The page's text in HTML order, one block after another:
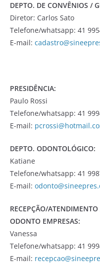
DEPTO. DE CONVÊNIOS /
Diretor: Carlos Sato
Telefone/whatsapp: 41
E-mail:
PRESIDÊNCIA:
Paulo Rossi
Telefone/whatsapp: 41
E-mail:
DEPTO. ODONTOLÓGICO:
Katiane
Telefone/whatsapp: 41
E-mail:
RECEPÇÃO/
ODONTO EMPRESAS:
Vanessa
Telefone/whatsapp: 41
E-mail: